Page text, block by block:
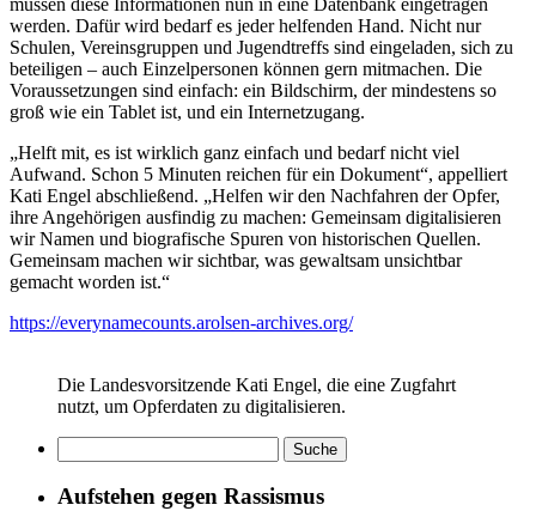
werden. Dafür wird bedarf es jeder helfenden Hand. Nicht nur
Schulen, Vereinsgruppen und Jugendtreffs sind eingeladen, sich zu
beteiligen – auch Einzelpersonen können gern mitmachen. Die
Voraussetzungen sind einfach: ein Bildschirm, der mindestens so
groß wie ein Tablet ist, und ein Internetzugang.
„Helft mit, es ist wirklich ganz einfach und bedarf nicht viel
Aufwand. Schon 5 Minuten reichen für ein Dokument“, appelliert
Kati Engel abschließend. „Helfen wir den Nachfahren der Opfer,
ihre Angehörigen ausfindig zu machen: Gemeinsam digitalisieren
wir Namen und biografische Spuren von historischen Quellen.
Gemeinsam machen wir sichtbar, was gewaltsam unsichtbar
gemacht worden ist.“
https://everynamecounts.arolsen-archives.org/
Die Landesvorsitzende Kati Engel, die eine Zugfahrt
nutzt, um Opferdaten zu digitalisieren.
Aufstehen gegen Rassismus